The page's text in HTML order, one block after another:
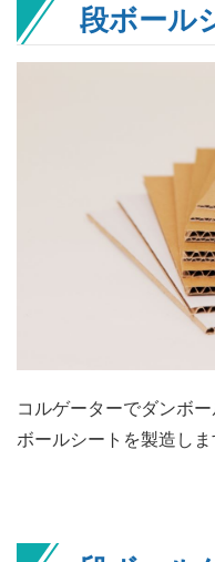
段ボール
コルゲーターでダンボ
ボールシートを製造しま